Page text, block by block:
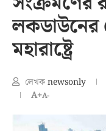
লকডাউনের
মহারাষ্ট্রে
লেখকnewsonly
A+A-